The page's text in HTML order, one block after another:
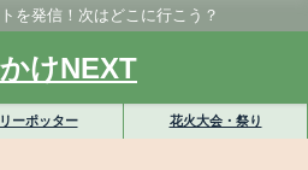
を発信！次はどこに行こう？
けNEXT
ーポッター 花火大会・祭り